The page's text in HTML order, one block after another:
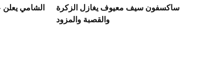
ساكسفون سيف معيوف يغازل الزكرة
والقصبة والمزود